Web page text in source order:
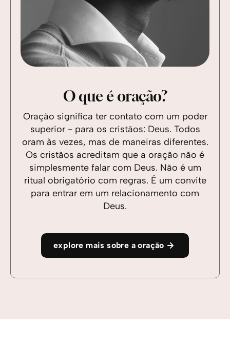
O que é oração?
Oração significa ter contato com um poder
superior - para os cristãos: Deus. Todos
oram às vezes, mas de maneiras diferentes.
Os cristãos acreditam que a oração não é
simplesmente falar com Deus. Não é um
ritual obrigatório com regras. É um convite
para entrar em um relacionamento com
Deus.
explore mais sobre a oração